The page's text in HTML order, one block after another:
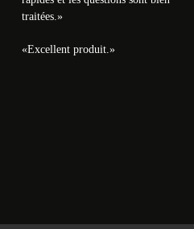
traitées. »
«Excellent produit. »